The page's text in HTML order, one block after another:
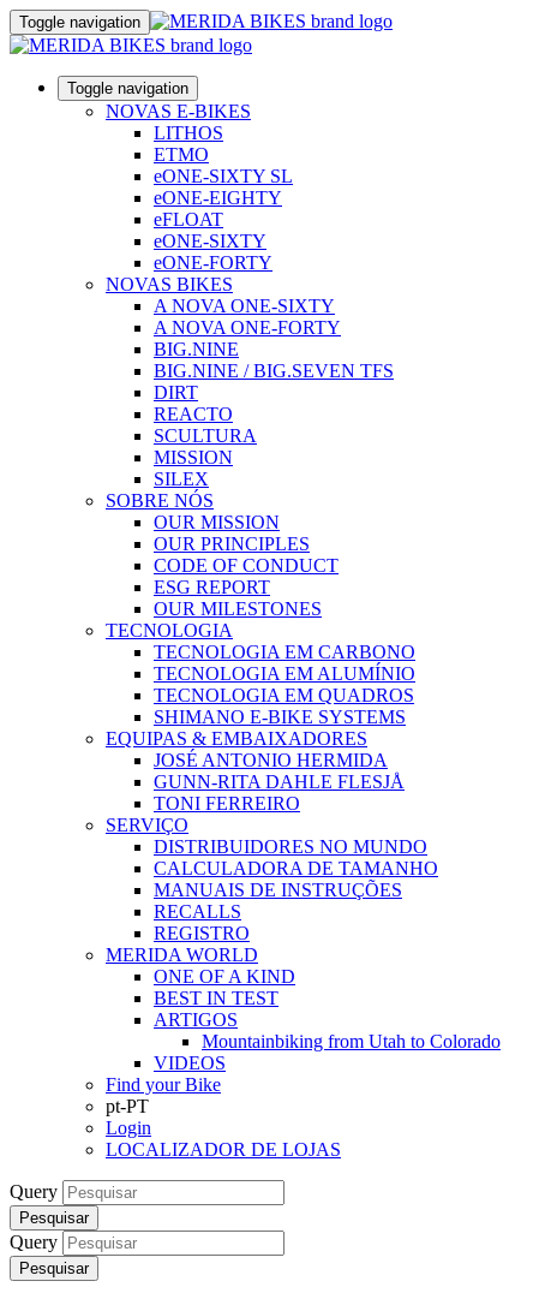
Toggle navigation
Toggle navigation
NOVAS E-BIKES
LITHOS
ETMO
eONE-SIXTY SL
eONE-EIGHTY
eFLOAT
eONE-SIXTY
eONE-FORTY
NOVAS BIKES
A NOVA ONE-SIXTY
A NOVA ONE-FORTY
BIG.NINE
BIG.NINE / BIG.SEVEN TFS
DIRT
REACTO
SCULTURA
MISSION
SILEX
SOBRE NÓS
OUR MISSION
OUR PRINCIPLES
CODE OF CONDUCT
ESG REPORT
OUR MILESTONES
TECNOLOGIA
TECNOLOGIA EM CARBONO
TECNOLOGIA EM ALUMÍNIO
TECNOLOGIA EM QUADROS
SHIMANO E-BIKE SYSTEMS
EQUIPAS & EMBAIXADORES
JOSÉ ANTONIO HERMIDA
GUNN-RITA DAHLE FLESJÅ
TONI FERREIRO
SERVIÇO
DISTRIBUIDORES NO MUNDO
CALCULADORA DE TAMANHO
MANUAIS DE INSTRUÇÕES
RECALLS
REGISTRO
MERIDA WORLD
ONE OF A KIND
BEST IN TEST
ARTIGOS
Mountainbiking from Utah to Colorado
VIDEOS
Find your Bike
pt-PT
Login
LOCALIZADOR DE LOJAS
Query
Pesquisar
Query
Pesquisar